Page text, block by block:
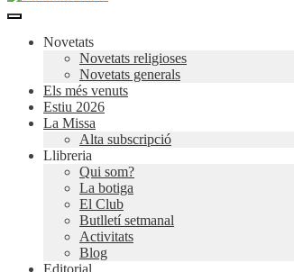
Novetats
Novetats religioses
Novetats generals
Els més venuts
Estiu 2026
La Missa
Alta subscripció
Llibreria
Qui som?
La botiga
El Club
Butlletí setmanal
Activitats
Blog
Editorial